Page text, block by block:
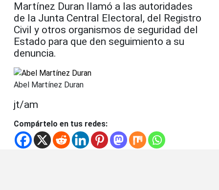
Martínez Duran llamó a las autoridades
de la Junta Central Electoral, del Registro
Civil y otros organismos de seguridad del
Estado para que den seguimiento a su
denuncia.
Abel Martínez Duran
jt/am
Compártelo en tus redes: